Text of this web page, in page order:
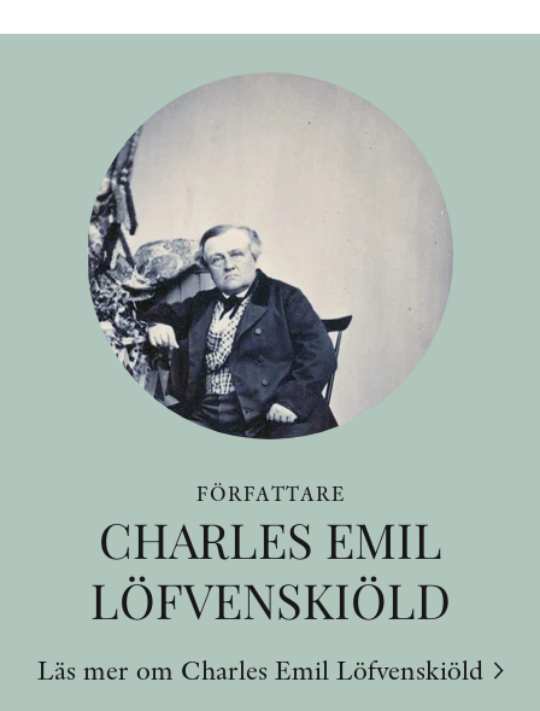
FÖRFATTARE
CHARLES EMIL
LÖFVENSKIÖLD
Läs mer om Charles Emil Löfvenskiöld